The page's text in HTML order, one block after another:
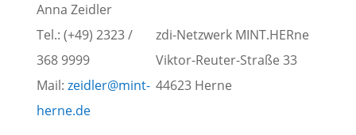
Anna Zeidler
Tel.: (+49) 2323 /
368 9999
Mail: zeidler@mint-
herne.de
zdi-Netzwerk MINT.HERne
Viktor-Reuter-Straße 33
44623 Herne